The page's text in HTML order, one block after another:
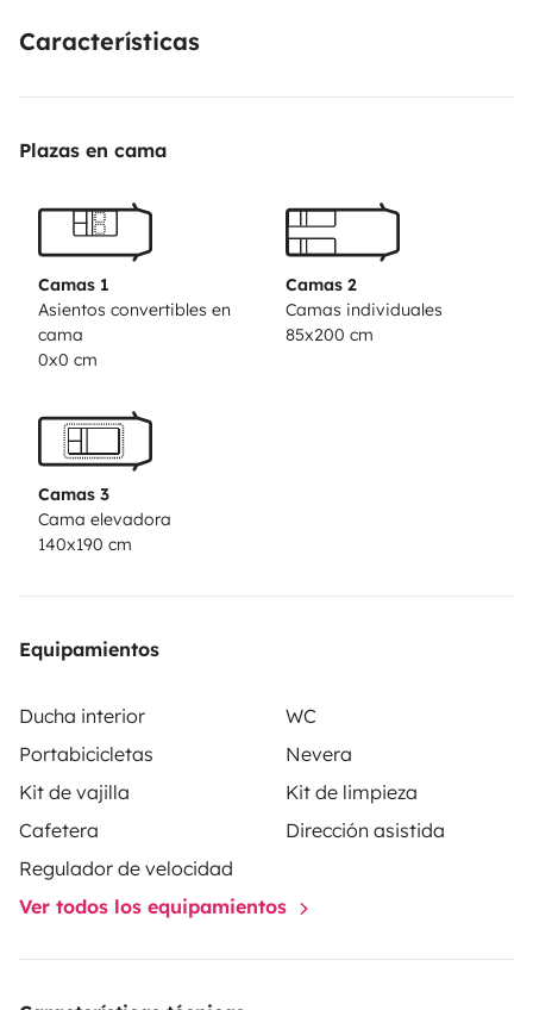
Características
Plazas en cama
Camas 1
Asientos convertibles en
cama
0x0 cm
Camas 2
Camas individuales
85x200 cm
Camas 3
Cama elevadora
140x190 cm
Equipamientos
Ducha interior
WC
Portabicicletas
Nevera
Kit de vajilla
Kit de limpieza
Cafetera
Dirección asistida
Regulador de velocidad
Ver todos los equipamientos